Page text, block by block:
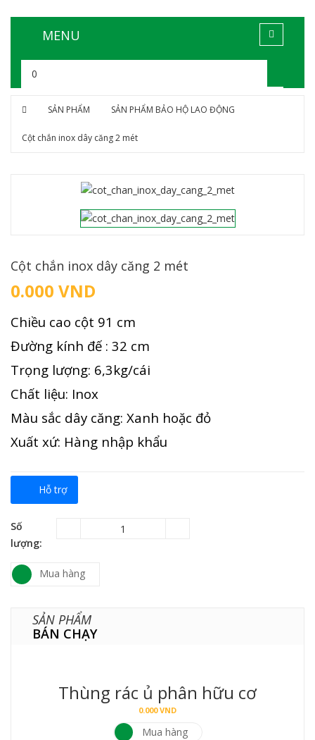
MENU
0
SẢN PHẨM SẢN PHẨM BẢO HỘ LAO ĐỘNG
Cột chắn inox dây căng 2 mét
Cột chắn inox dây căng 2 mét
0.000 VND
Chiều cao cột 91 cm
Đường kính đế : 32 cm
Trọng lượng: 6,3kg/cái
Chất liệu: Inox
Màu sắc dây căng: Xanh hoặc đỏ
Xuất xứ: Hàng nhập khẩu
Hỗ trợ
Số
lượng:
Mua hàng
SẢN PHẨM
BÁN CHẠY
Thùng rác ủ phân hữu cơ
0.000VND
Mua hàng